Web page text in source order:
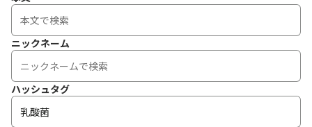
ニックネーム
ハッシュタグ